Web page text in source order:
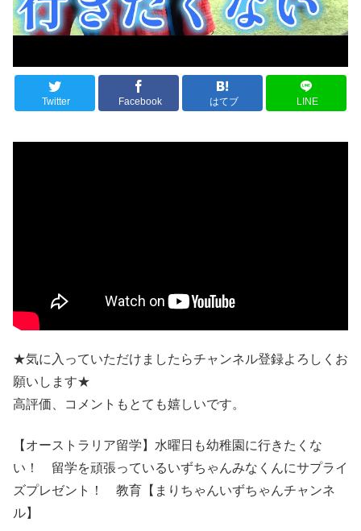
Twitter Facebook はてブ LINE
★気に入っていただけましたらチャンネル登録よろしくお
願いします★
高評価、コメントもとても嬉しいです。
【オーストラリア留学】水曜日も幼稚園に行きたくな
い！ 留学を頑張っているいずちゃんみなくんにサプライ
ズプレゼント！ 教育【まりちゃんいずちゃんチャンネ
ル】